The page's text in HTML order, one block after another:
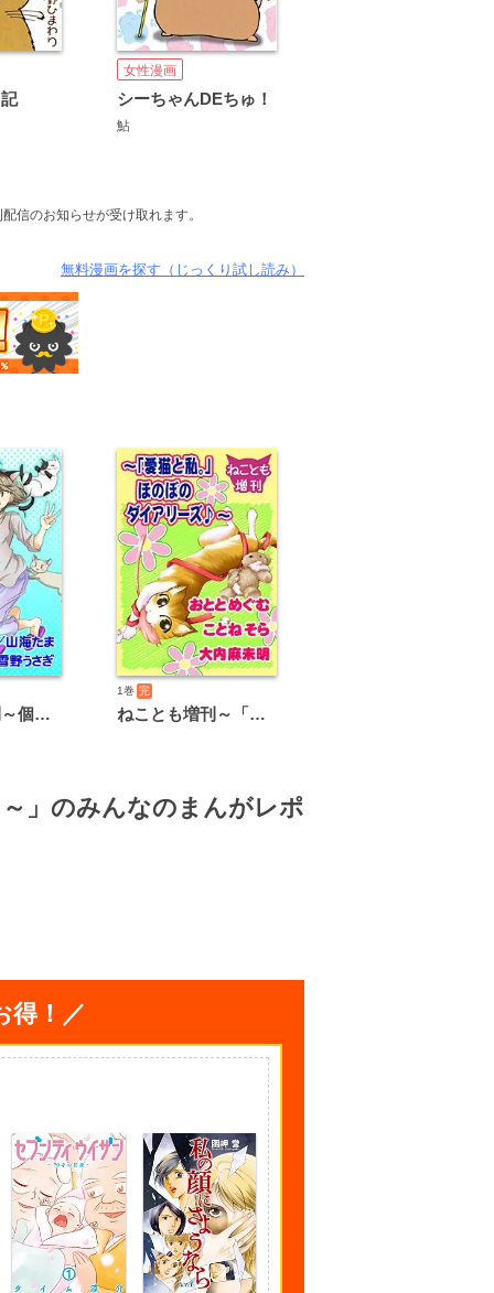
女性漫画
シーちゃんDEちゅ！
鮎
信のお知らせが受け取れます。
無料漫画を探す（じっくり試し読み）
ねことも増刊～個性派にゃんこのキュートメモリーズ★～
1巻 完
ねことも増刊～「愛猫と私。」ほのぼのダイアリーズ♪～
」のみんなのまんがレポ
得！／